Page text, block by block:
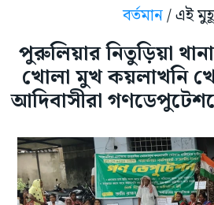
বর্তমান/ এই
পুরুলিয়ার নিতুড়িয়া
খোলা মুখ কয়লাখনি
আদিবাসীরা